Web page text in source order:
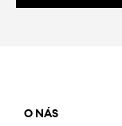
O NÁS